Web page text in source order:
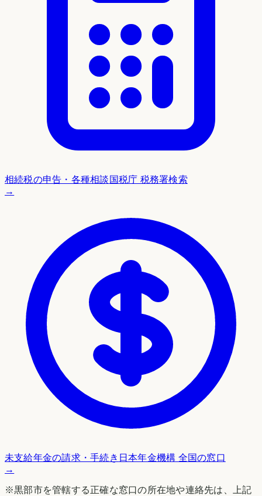
相続税の申告・各種相談 国税庁 税務署検索
→
未支給年金の請求・手続き 日本年金機構 全国の窓口
→
※黒部市を管轄する正確な窓口の所在地や連絡先は、上記